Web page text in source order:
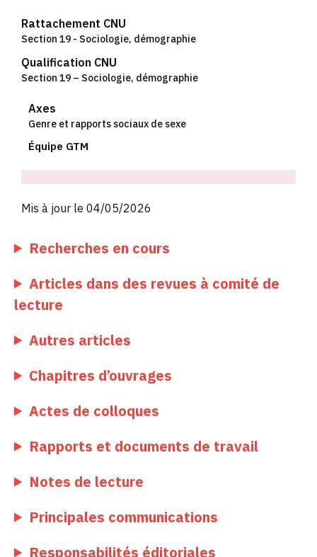
Recherches en cours
Articles dans des revues à comité de
lecture
Autres articles
Chapitres d’ouvrages
Actes de colloques
Rapports et documents de travail
Notes de lecture
Principales communications
Responsabilités éditoriales
Rattachement CNU
Section 19 - Sociologie, démographie
Qualification CNU
Section 19 – Sociologie, démographie
Axes
Genre et rapports sociaux de sexe
Équipe GTM
Mis à jour le 04/05/2026